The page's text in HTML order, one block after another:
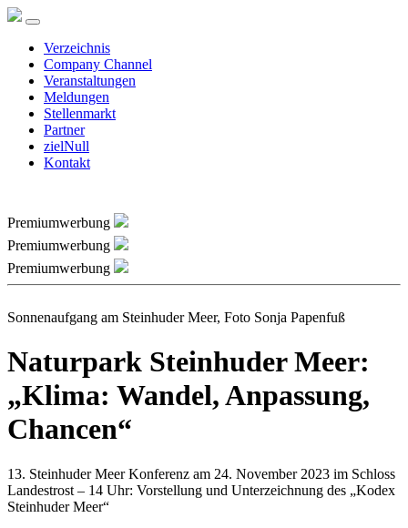
Verzeichnis
Company Channel
Veranstaltungen
Meldungen
Stellenmarkt
Partner
zielNull
Kontakt
Premiumwerbung
Premiumwerbung
Premiumwerbung
Sonnenaufgang am Steinhuder Meer, Foto Sonja Papenfuß
Naturpark Steinhuder Meer:
„Klima: Wandel, Anpassung,
Chancen“
13. Steinhuder Meer Konferenz am 24. November 2023 im Schloss
Landestrost – 14 Uhr: Vorstellung und Unterzeichnung des „Kodex
Steinhuder Meer“